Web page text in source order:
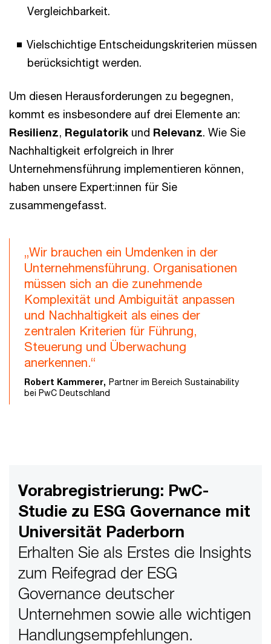
Vergleichbarkeit.
Vielschichtige Entscheidungskriterien müssen
berücksichtigt werden.
Um diesen Herausforderungen zu begegnen,
kommt es insbesondere auf drei Elemente an:
Resilienz, Regulatorik und Relevanz. Wie Sie
Nachhaltigkeit erfolgreich in Ihrer
Unternehmensführung implementieren können,
haben unsere Expert:innen für Sie
zusammengefasst.
„Wir brauchen ein Umdenken in der
Unternehmensführung. Organisationen
müssen sich an die zunehmende
Komplexität und Ambiguität anpassen
und Nachhaltigkeit als eines der
zentralen Kriterien für Führung,
Steuerung und Überwachung
anerkennen.“
Robert Kammerer, Partner im Bereich Sustainability
bei PwC Deutschland
Vorabregistrierung: PwC-
Studie zu ESG Governance mit
Universität Paderborn
Erhalten Sie als Erstes die Insights
zum Reifegrad der ESG
Governance deutscher
Unternehmen sowie alle wichtigen
Handlungsempfehlungen.